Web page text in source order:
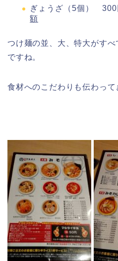
ぎょうざ（5個）
額
つけ麺の並、大、特大がす
ですね。
食材へのこだわりも伝わって